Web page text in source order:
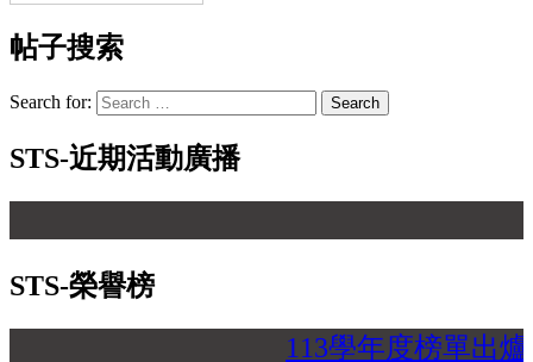
帖子搜索
Search for:
STS-近期活動廣播
STS-榮譽榜
113學年度榜單出